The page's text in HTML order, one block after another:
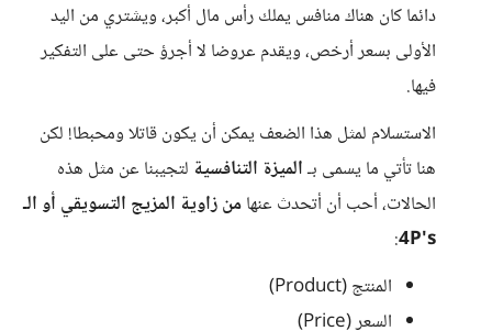
دائما كان هناك منافس يملك رأس مال أكبر، ويشتري من اليد
الأولى بسعر أرخص، ويقدم عروضا لا أجرؤ حتى على التفكير
فيها.
الاستسلام لمثل هذا الضعف يمكن أن يكون قاتلا ومحبطا! لكن
هنا تأتي ما يسمى بـالميزة التنافسية لتجيبنا عن مثل هذه
الحالات، أحب أن أتحدث عنهامن زاوية المزيج التسويقي أو الـ
4P's
:
المنتج (Product)
السعر (Price)